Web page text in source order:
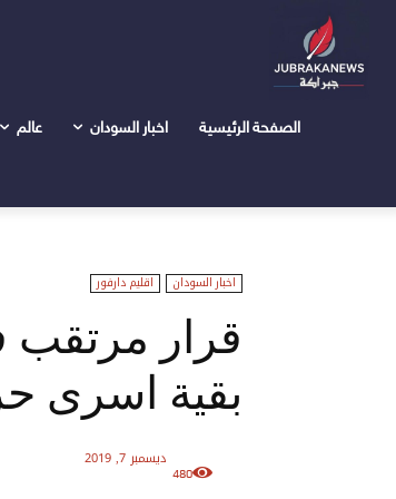
الصفحة الرئيسية اخبار السودان عالم
اخبار السودان اقليم دارفور
قرار
بقية اسرى
ديسمبر 7, 2019
480